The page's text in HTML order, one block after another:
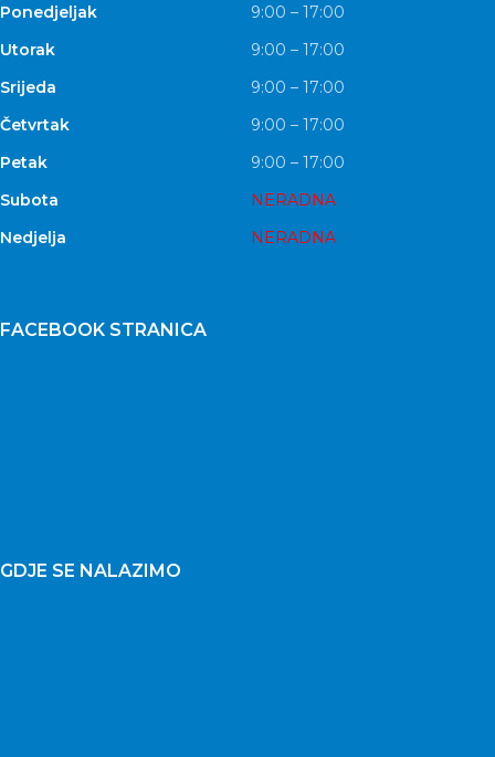
Ponedjeljak
9:00 – 17:00
Utorak
9:00 – 17:00
Srijeda
9:00 – 17:00
Četvrtak
9:00 – 17:00
Petak
9:00 – 17:00
Subota
NERADNA
Nedjelja
NERADNA
FACEBOOK STRANICA
GDJE SE NALAZIMO